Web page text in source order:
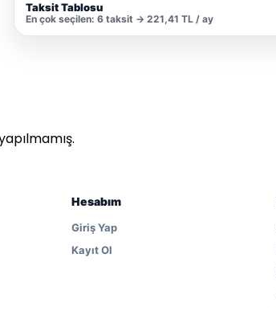
Taksit Tablosu
En çok seçilen: 6 taksit → 221,41 TL / ay
Hesabım
Giriş Yap
Kayıt Ol